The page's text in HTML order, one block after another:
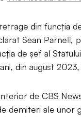
din funcția
Sean Parnell,
de șef al
din august
de CBS
demiteri ale unor